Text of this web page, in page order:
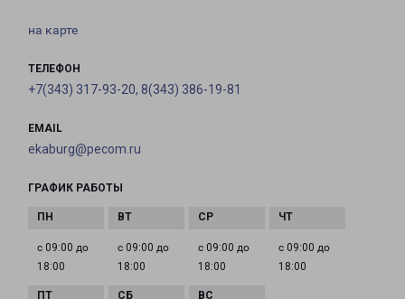
на карте
ТЕЛЕФОН
+7(343) 317-93-20, 8(343) 386-19-81
EMAIL
ekaburg@pecom.ru
ГРАФИК РАБОТЫ
с 09:00 до
18:00
с 09:00 до
18:00
с 09:00 до
18:00
с 09:00 до
18:00